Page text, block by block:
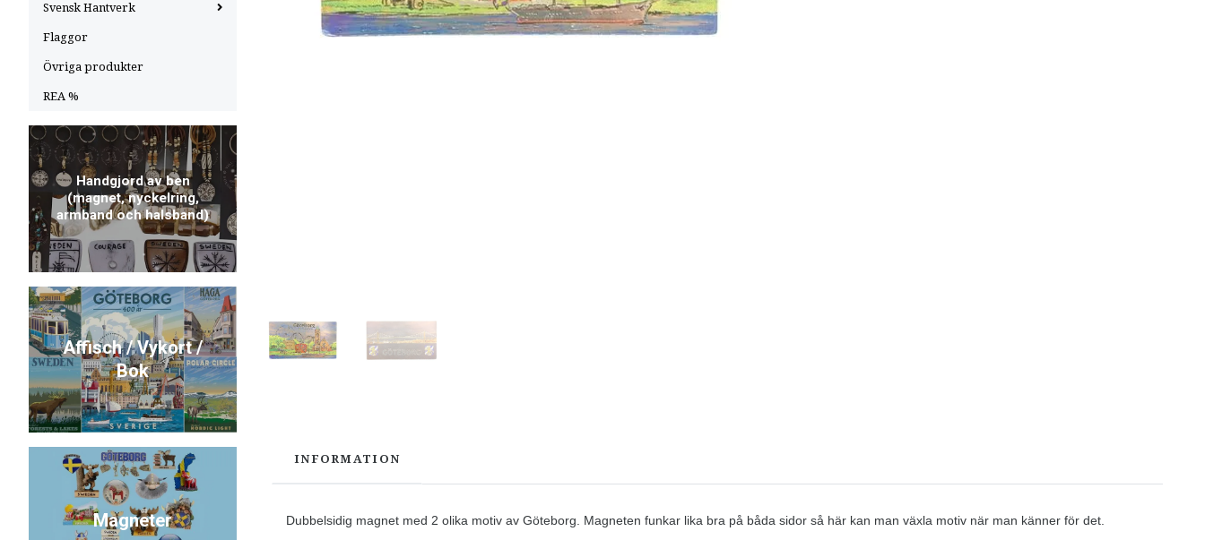
Svensk Hantverk
Flaggor
Övriga produkter
REA %
Handgjord av ben
(magnet, nyckelring,
armband och halsband)
Affisch / Vykort /
Bok
Magneter
INFORMATION
Dubbelsidig magnet med 2 olika motiv av Göteborg. Magneten funkar lika bra på båda sidor så här kan man växla motiv när man känner för det.